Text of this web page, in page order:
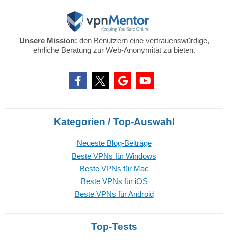
Unsere Mission: den Benutzern eine vertrauenswürdige,
ehrliche Beratung zur Web-Anonymität zu bieten.
Kategorien / Top-Auswahl
Neueste Blog-Beiträge
Beste VPNs für Windows
Beste VPNs für Mac
Beste VPNs für iOS
Beste VPNs für Android
Top-Tests